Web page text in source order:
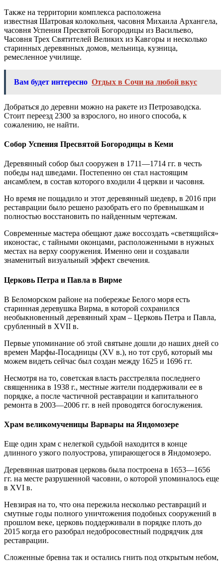
Также на территории комплекса расположена
известная Шатровая колокольня, часовня Михаила Архангела,
часовня Успения Пресвятой Богородицы из Васильево,
Часовня Трех Святителей Великих из Кавгоры и несколько
старинных деревянных домов, мельница, кузница,
ремесленное училище.
Вам будет интересно Отдых в Сочи на любой вкус
Добраться до деревни можно на ракете из Петрозаводска.
Стоит переезд 2300 за взрослого, но иного способа, к
сожалению, не найти.
Собор Успения Пресвятой Богородицы в Кеми
Деревянный собор был сооружен в 1711—1714 гг. в честь
победы над шведами. Постепенно он стал настоящим
ансамблем, в состав которого входили 4 церкви и часовня.
Но время не пощадило и этот деревянный шедевр, в 2016 при
реставрации было решено разобрать его по бревнышкам и
полностью восстановить по найденным чертежам.
Современные мастера обещают даже воссоздать «светящийся»
иконостас, с тайными оконцами, расположенными в нужных
местах на верху сооружения. Именно они и создавали
знаменитый визуальный эффект свечения.
Церковь Петра и Павла в Вирме
В Беломорском районе на побережье Белого моря есть
старинная деревушка Вирма, в которой сохранился
необыкновенный деревянный храм – Церковь Петра и Павла,
срубленный в XVII в.
Первые упоминание об этой святыне дошли до наших дней со
времен Марфы-Посадницы (XV в.), но тот сруб, который мы
можем видеть сейчас был создан между 1625 и 1696 гг.
Несмотря на то, советская власть расстреляла последнего
священника в 1938 г., местные жители поддерживали ее в
порядке, а после частичной реставрации и капитального
ремонта в 2003—2006 гг. в ней проводятся богослужения.
Храм великомученицы Варвары на Яндомозере
Еще один храм с нелегкой судьбой находится в конце
длинного узкого полуострова, упирающегося в Яндомозеро.
Деревянная шатровая церковь была построена в 1653—1656
гг. на месте разрушенной часовни, о которой упоминалось еще
в XVI в.
Невзирая на то, что она пережила несколько реставраций и
смутные годы полного уничтожения подобных сооружений в
прошлом веке, церковь поддерживали в порядке плоть до
2015 когда его разобрал недобросовестный подрядчик для
реставрации.
Сложенные бревна так и остались гнить под открытым небом,